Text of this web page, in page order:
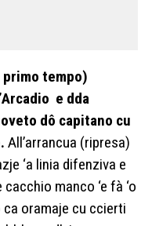
primo tempo)
e dda
dô capitano cu
All’arrancua (ripresa)
‘a linia difenziva e
manco ‘e fà ‘o
oramaje cu ccierti